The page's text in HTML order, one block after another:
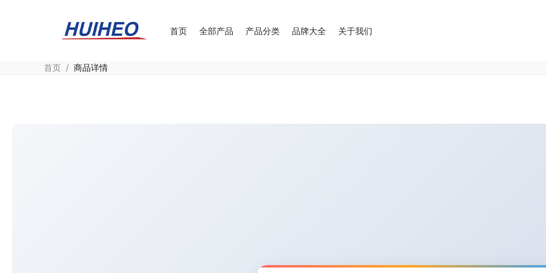
首页 全部产品 产品分类 品牌大全 关于我们
首页 / 商品详情